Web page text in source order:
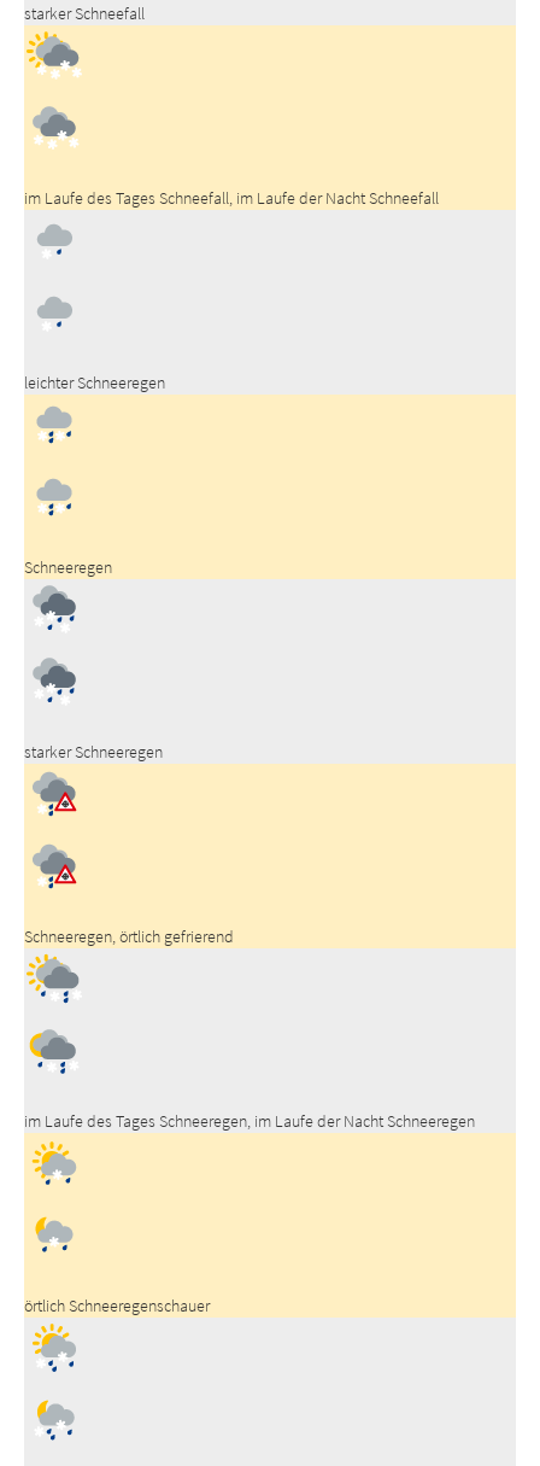
starker Schneefall
im Laufe des Tages Schneefall, im Laufe der Nacht Schneefall
leichter Schneeregen
Schneeregen
starker Schneeregen
Schneeregen, örtlich gefrierend
im Laufe des Tages Schneeregen, im Laufe der Nacht Schneeregen
örtlich Schneeregenschauer